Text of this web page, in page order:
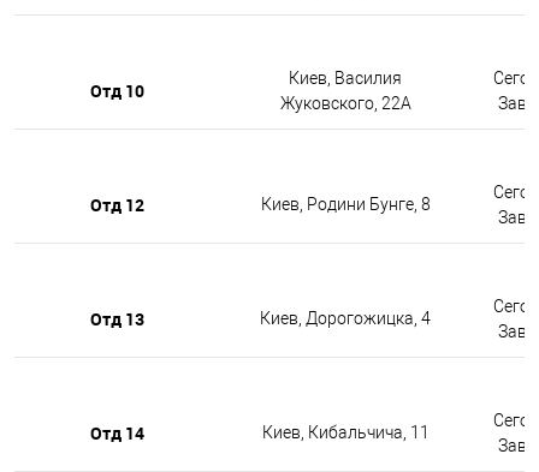
Отд 10
Киев, Василия
Жуковского, 22А
Отд 12 Киев, Родини Бунге, 8
Отд 13 Киев, Дорогожицка, 4
Отд 14 Киев, Кибальчича, 11